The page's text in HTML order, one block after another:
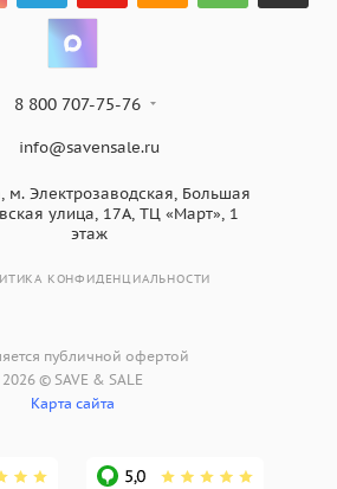
8 800 707-75-76
info@savensale.ru
м. Электрозаводская, Большая
улица, 17А, ТЦ «Март», 1
этаж
КОНФИДЕНЦИАЛЬНОСТИ
публичной офертой
2026 © SAVE & SALE
Карта сайта